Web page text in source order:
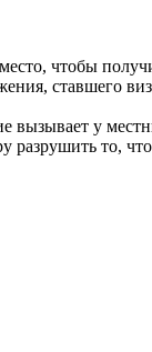
чтобы
ставшего
вызывает у
разрушить то,